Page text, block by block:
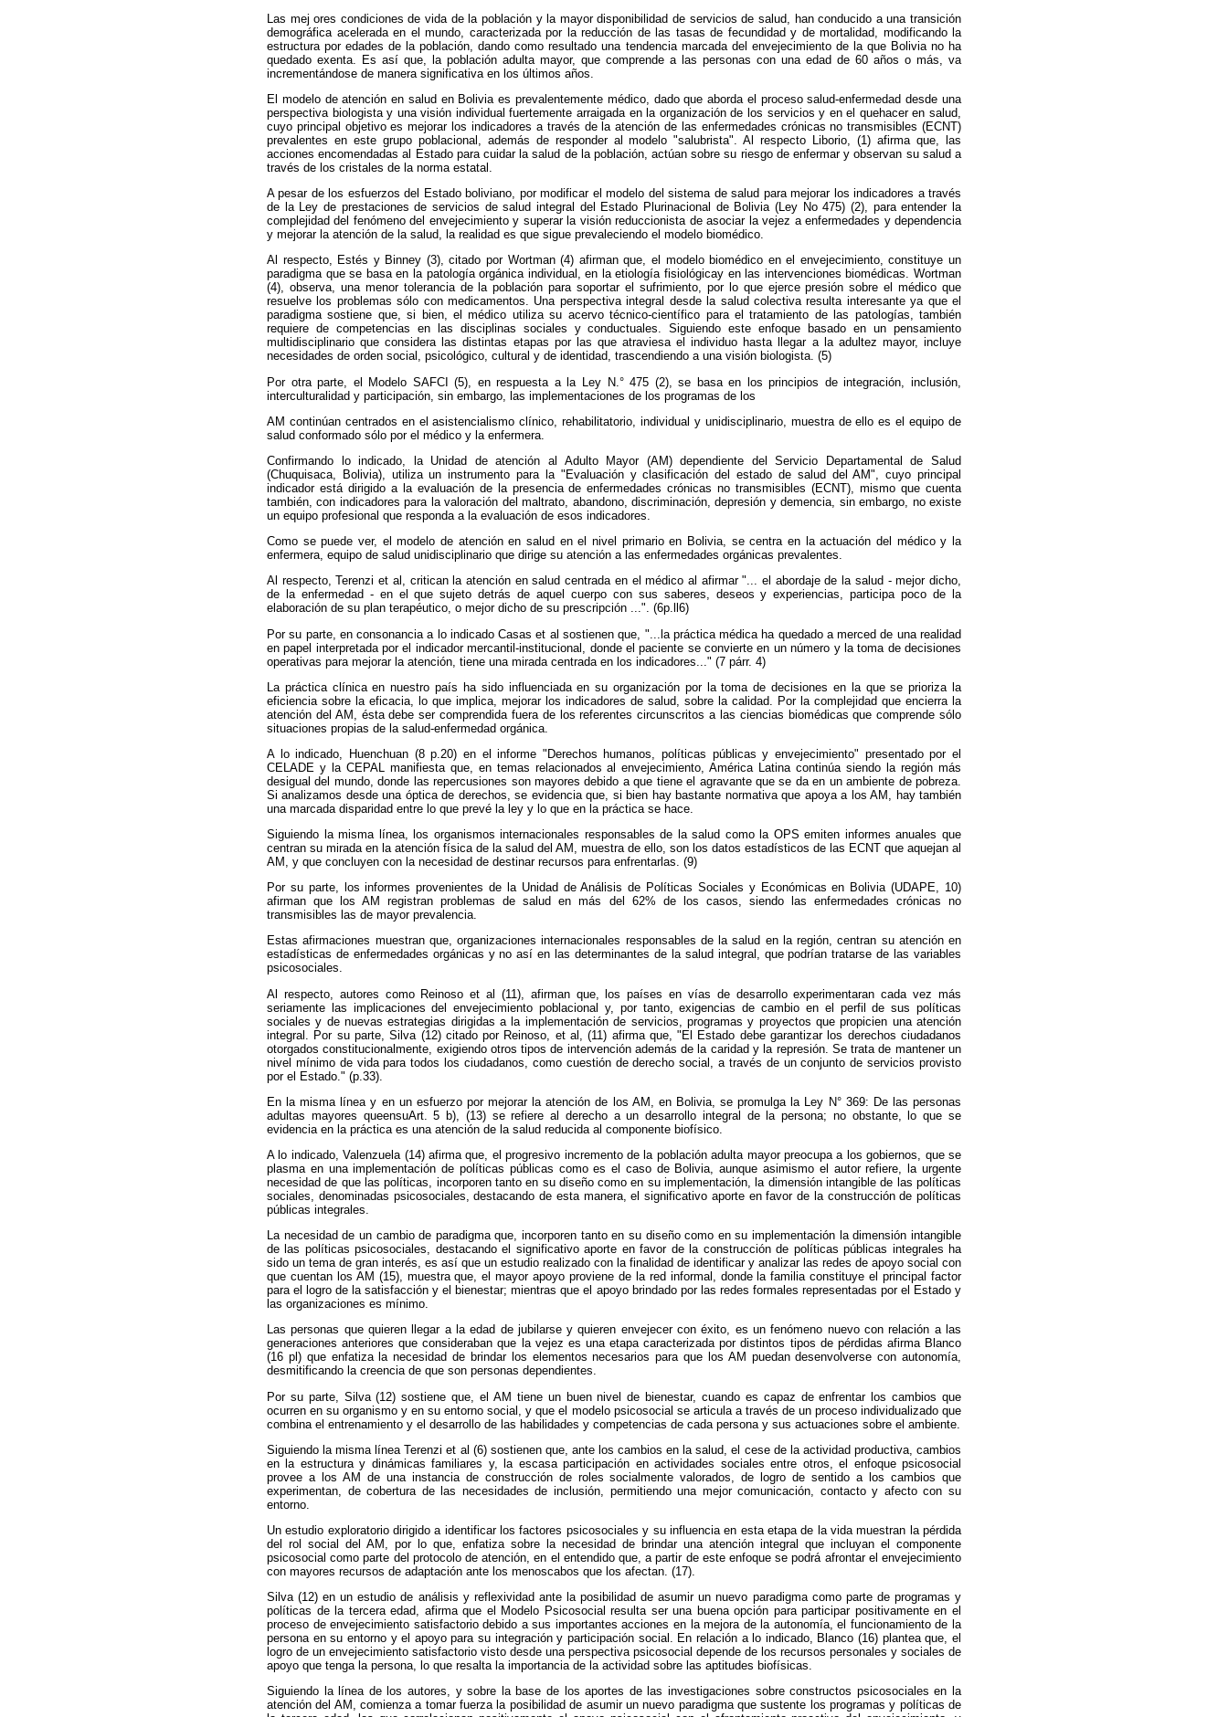
Las mej ores condiciones de vida de la población y la mayor disponibilidad de servicios de salud, han conducido a una transición
demográfica acelerada en el mundo, caracterizada por la reducción de las tasas de fecundidad y de mortalidad, modificando la
estructura por edades de la población, dando como resultado una tendencia marcada del envejecimiento de la que Bolivia no ha
quedado exenta. Es así que, la población adulta mayor, que comprende a las personas con una edad de 60 años o más, va
incrementándose de manera significativa en los últimos años.
El modelo de atención en salud en Bolivia es prevalentemente médico, dado que aborda el proceso salud-enfermedad desde una
perspectiva biologista y una visión individual fuertemente arraigada en la organización de los servicios y en el quehacer en salud,
cuyo principal objetivo es mejorar los indicadores a través de la atención de las enfermedades crónicas no transmisibles (ECNT)
prevalentes en este grupo poblacional, además de responder al modelo "salubrista". Al respecto Liborio, (1) afirma que, las
acciones encomendadas al Estado para cuidar la salud de la población, actúan sobre su riesgo de enfermar y observan su salud a
través de los cristales de la norma estatal.
A pesar de los esfuerzos del Estado boliviano, por modificar el modelo del sistema de salud para mejorar los indicadores a través
de la Ley de prestaciones de servicios de salud integral del Estado Plurinacional de Bolivia (Ley No 475) (2), para entender la
complejidad del fenómeno del envejecimiento y superar la visión reduccionista de asociar la vejez a enfermedades y dependencia
y mejorar la atención de la salud, la realidad es que sigue prevaleciendo el modelo biomédico.
Al respecto, Estés y Binney (3), citado por Wortman (4) afirman que, el modelo biomédico en el envejecimiento, constituye un
paradigma que se basa en la patología orgánica individual, en la etiología fisiológicay en las intervenciones biomédicas. Wortman
(4), observa, una menor tolerancia de la población para soportar el sufrimiento, por lo que ejerce presión sobre el médico que
resuelve los problemas sólo con medicamentos. Una perspectiva integral desde la salud colectiva resulta interesante ya que el
paradigma sostiene que, si bien, el médico utiliza su acervo técnico-científico para el tratamiento de las patologías, también
requiere de competencias en las disciplinas sociales y conductuales. Siguiendo este enfoque basado en un pensamiento
multidisciplinario que considera las distintas etapas por las que atraviesa el individuo hasta llegar a la adultez mayor, incluye
necesidades de orden social, psicológico, cultural y de identidad, trascendiendo a una visión biologista. (5)
Por otra parte, el Modelo SAFCI (5), en respuesta a la Ley N.° 475 (2), se basa en los principios de integración, inclusión,
interculturalidad y participación, sin embargo, las implementaciones de los programas de los
AM continúan centrados en el asistencialismo clínico, rehabilitatorio, individual y unidisciplinario, muestra de ello es el equipo de
salud conformado sólo por el médico y la enfermera.
Confirmando lo indicado, la Unidad de atención al Adulto Mayor (AM) dependiente del Servicio Departamental de Salud
(Chuquisaca, Bolivia), utiliza un instrumento para la "Evaluación y clasificación del estado de salud del AM", cuyo principal
indicador está dirigido a la evaluación de la presencia de enfermedades crónicas no transmisibles (ECNT), mismo que cuenta
también, con indicadores para la valoración del maltrato, abandono, discriminación, depresión y demencia, sin embargo, no existe
un equipo profesional que responda a la evaluación de esos indicadores.
Como se puede ver, el modelo de atención en salud en el nivel primario en Bolivia, se centra en la actuación del médico y la
enfermera, equipo de salud unidisciplinario que dirige su atención a las enfermedades orgánicas prevalentes.
Al respecto, Terenzi et al, critican la atención en salud centrada en el médico al afirmar "... el abordaje de la salud - mejor dicho,
de la enfermedad - en el que sujeto detrás de aquel cuerpo con sus saberes, deseos y experiencias, participa poco de la
elaboración de su plan terapéutico, o mejor dicho de su prescripción ...". (6p.ll6)
Por su parte, en consonancia a lo indicado Casas et al sostienen que, "...la práctica médica ha quedado a merced de una realidad
en papel interpretada por el indicador mercantil-institucional, donde el paciente se convierte en un número y la toma de decisiones
operativas para mejorar la atención, tiene una mirada centrada en los indicadores..." (7 párr. 4)
La práctica clínica en nuestro país ha sido influenciada en su organización por la toma de decisiones en la que se prioriza la
eficiencia sobre la eficacia, lo que implica, mejorar los indicadores de salud, sobre la calidad. Por la complejidad que encierra la
atención del AM, ésta debe ser comprendida fuera de los referentes circunscritos a las ciencias biomédicas que comprende sólo
situaciones propias de la salud-enfermedad orgánica.
A lo indicado, Huenchuan (8 p.20) en el informe "Derechos humanos, políticas públicas y envejecimiento" presentado por el
CELADE y la CEPAL manifiesta que, en temas relacionados al envejecimiento, América Latina continúa siendo la región más
desigual del mundo, donde las repercusiones son mayores debido a que tiene el agravante que se da en un ambiente de pobreza.
Si analizamos desde una óptica de derechos, se evidencia que, si bien hay bastante normativa que apoya a los AM, hay también
una marcada disparidad entre lo que prevé la ley y lo que en la práctica se hace.
Siguiendo la misma línea, los organismos internacionales responsables de la salud como la OPS emiten informes anuales que
centran su mirada en la atención física de la salud del AM, muestra de ello, son los datos estadísticos de las ECNT que aquejan al
AM, y que concluyen con la necesidad de destinar recursos para enfrentarlas. (9)
Por su parte, los informes provenientes de la Unidad de Análisis de Políticas Sociales y Económicas en Bolivia (UDAPE, 10)
afirman que los AM registran problemas de salud en más del 62% de los casos, siendo las enfermedades crónicas no
transmisibles las de mayor prevalencia.
Estas afirmaciones muestran que, organizaciones internacionales responsables de la salud en la región, centran su atención en
estadísticas de enfermedades orgánicas y no así en las determinantes de la salud integral, que podrían tratarse de las variables
psicosociales.
Al respecto, autores como Reinoso et al (11), afirman que, los países en vías de desarrollo experimentaran cada vez más
seriamente las implicaciones del envejecimiento poblacional y, por tanto, exigencias de cambio en el perfil de sus políticas
sociales y de nuevas estrategias dirigidas a la implementación de servicios, programas y proyectos que propicien una atención
integral. Por su parte, Silva (12) citado por Reinoso, et al, (11) afirma que, "El Estado debe garantizar los derechos ciudadanos
otorgados constitucionalmente, exigiendo otros tipos de intervención además de la caridad y la represión. Se trata de mantener un
nivel mínimo de vida para todos los ciudadanos, como cuestión de derecho social, a través de un conjunto de servicios provisto
por el Estado." (p.33).
En la misma línea y en un esfuerzo por mejorar la atención de los AM, en Bolivia, se promulga la Ley N° 369: De las personas
adultas mayores queensuArt. 5 b), (13) se refiere al derecho a un desarrollo integral de la persona; no obstante, lo que se
evidencia en la práctica es una atención de la salud reducida al componente biofísico.
A lo indicado, Valenzuela (14) afirma que, el progresivo incremento de la población adulta mayor preocupa a los gobiernos, que se
plasma en una implementación de políticas públicas como es el caso de Bolivia, aunque asimismo el autor refiere, la urgente
necesidad de que las políticas, incorporen tanto en su diseño como en su implementación, la dimensión intangible de las políticas
sociales, denominadas psicosociales, destacando de esta manera, el significativo aporte en favor de la construcción de políticas
públicas integrales.
La necesidad de un cambio de paradigma que, incorporen tanto en su diseño como en su implementación la dimensión intangible
de las políticas psicosociales, destacando el significativo aporte en favor de la construcción de políticas públicas integrales ha
sido un tema de gran interés, es así que un estudio realizado con la finalidad de identificar y analizar las redes de apoyo social con
que cuentan los AM (15), muestra que, el mayor apoyo proviene de la red informal, donde la familia constituye el principal factor
para el logro de la satisfacción y el bienestar; mientras que el apoyo brindado por las redes formales representadas por el Estado y
las organizaciones es mínimo.
Las personas que quieren llegar a la edad de jubilarse y quieren envejecer con éxito, es un fenómeno nuevo con relación a las
generaciones anteriores que consideraban que la vejez es una etapa caracterizada por distintos tipos de pérdidas afirma Blanco
(16 pl) que enfatiza la necesidad de brindar los elementos necesarios para que los AM puedan desenvolverse con autonomía,
desmitificando la creencia de que son personas dependientes.
Por su parte, Silva (12) sostiene que, el AM tiene un buen nivel de bienestar, cuando es capaz de enfrentar los cambios que
ocurren en su organismo y en su entorno social, y que el modelo psicosocial se articula a través de un proceso individualizado que
combina el entrenamiento y el desarrollo de las habilidades y competencias de cada persona y sus actuaciones sobre el ambiente.
Siguiendo la misma línea Terenzi et al (6) sostienen que, ante los cambios en la salud, el cese de la actividad productiva, cambios
en la estructura y dinámicas familiares y, la escasa participación en actividades sociales entre otros, el enfoque psicosocial
provee a los AM de una instancia de construcción de roles socialmente valorados, de logro de sentido a los cambios que
experimentan, de cobertura de las necesidades de inclusión, permitiendo una mejor comunicación, contacto y afecto con su
entorno.
Un estudio exploratorio dirigido a identificar los factores psicosociales y su influencia en esta etapa de la vida muestran la pérdida
del rol social del AM, por lo que, enfatiza sobre la necesidad de brindar una atención integral que incluyan el componente
psicosocial como parte del protocolo de atención, en el entendido que, a partir de este enfoque se podrá afrontar el envejecimiento
con mayores recursos de adaptación ante los menoscabos que los afectan. (17).
Silva (12) en un estudio de análisis y reflexividad ante la posibilidad de asumir un nuevo paradigma como parte de programas y
políticas de la tercera edad, afirma que el Modelo Psicosocial resulta ser una buena opción para participar positivamente en el
proceso de envejecimiento satisfactorio debido a sus importantes acciones en la mejora de la autonomía, el funcionamiento de la
persona en su entorno y el apoyo para su integración y participación social. En relación a lo indicado, Blanco (16) plantea que, el
logro de un envejecimiento satisfactorio visto desde una perspectiva psicosocial depende de los recursos personales y sociales de
apoyo que tenga la persona, lo que resalta la importancia de la actividad sobre las aptitudes biofísicas.
Siguiendo la línea de los autores, y sobre la base de los aportes de las investigaciones sobre constructos psicosociales en la
atención del AM, comienza a tomar fuerza la posibilidad de asumir un nuevo paradigma que sustente los programas y políticas de